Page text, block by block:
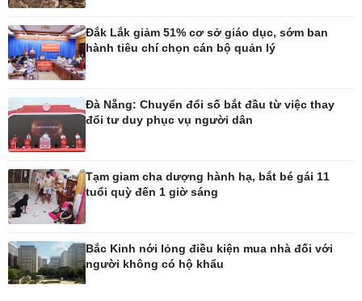
Công nghệ
Sành điệu
Tin Công nghệ
Trải nghiệm
Chuyển đổi số
Sức khỏe
Dinh dưỡng - món ngon
Nhi khoa
Nam khoa
Đắk Lắk giảm 51% cơ sở giáo dục, sớm ban
hành tiêu chí chọn cán bộ quản lý
Đà Nẵng: Chuyển đổi số bắt đầu từ việc thay
đổi tư duy phục vụ người dân
Tạm giam cha dượng hành hạ, bắt bé gái 11
tuổi quỳ đến 1 giờ sáng
Bắc Kinh nới lỏng điều kiện mua nhà đối với
người không có hộ khẩu